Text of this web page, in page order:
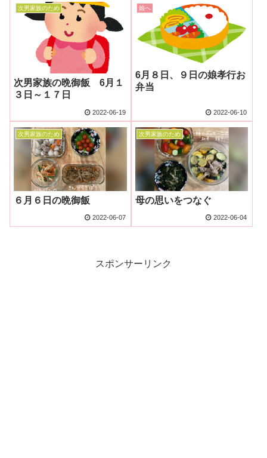
次男家族のため
次男家族の晩御飯 6月１
３日～１７日
2022-06-19
娘へ
6月８日、９日の娘孝行お
弁当
2022-06-10
次男家族のため
６月６日の晩御飯
2022-06-07
次男家族のため
母の思いをつなぐ
2022-06-04
スポンサーリンク